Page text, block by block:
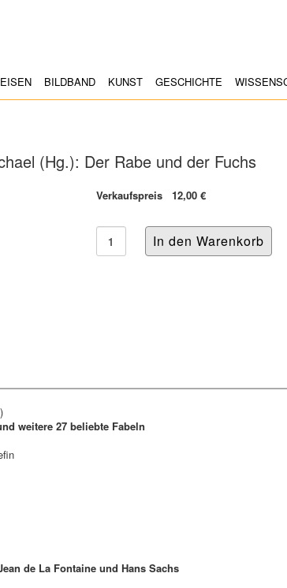
BILDBAND KUNST GESCHICHTE
(Hg.): Der Rabe und der Fuchs
Verkaufspreis 12,00 €
weitere 27 beliebte Fabeln
de La Fontaine und Hans Sachs